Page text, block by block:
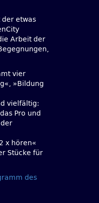
der etwas
Arbeit der
vier
»Bildung
vielfältig:
Pro und
x hören«
Stücke für
des